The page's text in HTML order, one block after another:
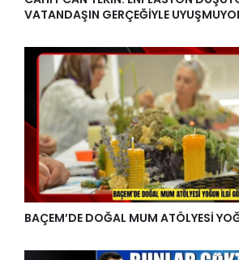
VATANDAŞIN GERÇEĞİYLE
BAÇEM’DE DOĞAL MUM ATÖLYESİ